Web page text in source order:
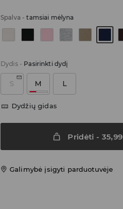
Spalva -tamsiai mėlyna
Dydis- Pasirinkti dydį
S M L
Dydžių gidas
Pridėti - 35,99
Galimybė įsigyti parduotuvėje